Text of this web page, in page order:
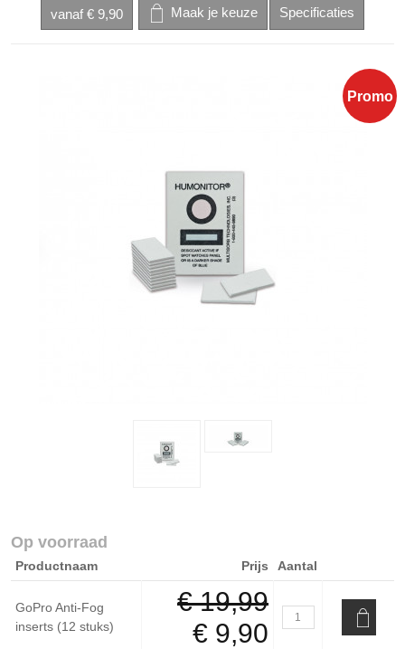
vanaf € 9,90
Promo
Op voorraad
Productnaam Prijs Aantal
GoPro Anti-Fog
inserts (12 stuks)
€ 19,99
€ 9,90